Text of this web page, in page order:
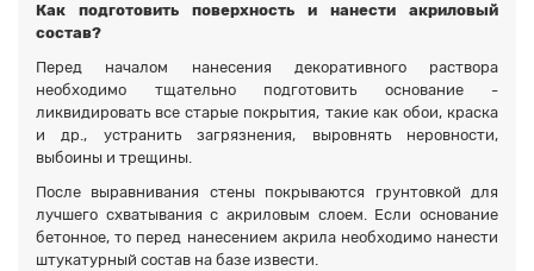
Как подготовить поверхность и нанести акриловый
состав?
Перед началом нанесения декоративного раствора
необходимо тщательно подготовить основание -
ликвидировать все старые покрытия, такие как обои, краска
и др., устранить загрязнения, выровнять неровности,
выбоины и трещины.
После выравнивания стены покрываются грунтовкой для
лучшего схватывания с акриловым слоем. Если основание
бетонное, то перед нанесением акрила необходимо нанести
штукатурный состав на базе извести.